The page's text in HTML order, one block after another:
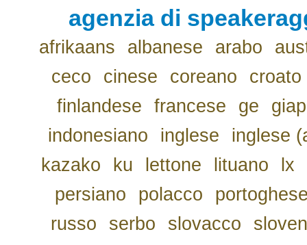
agenzia di
afrikaans albanese arabo
ceco
cinese coreano
croato
finlandese
francese ge
indonesiano
inglese
inglese
kazako
ku lettone lituano lx
persiano
polacco
russo
serbo slovacco